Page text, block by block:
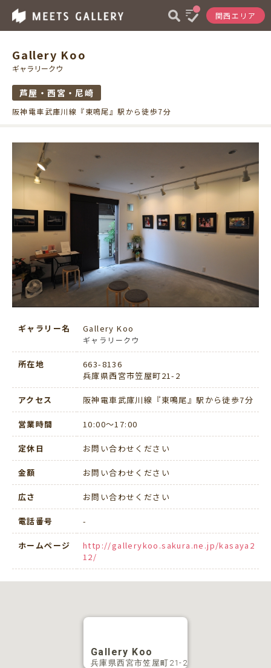
関西エリア
Gallery Koo
ギャラリークウ
芦屋・西宮・尼崎
阪神電車武庫川線『東鳴尾』駅から徒歩7分
ギャラリー名 Gallery Koo
ギャラリークウ
所在地
663-8136
兵庫県西宮市笠屋町21-2
アクセス 阪神電車武庫川線『東鳴尾』駅から徒歩7分
営業時間 10:00〜17:00
定休日 お問い合わせください
金額 お問い合わせください
広さ お問い合わせください
電話番号 -
ホームページ
http://gallerykoo.sakura.ne.jp/kasaya2
12/
Gallery Koo
兵庫県西宮市笠屋町21-2